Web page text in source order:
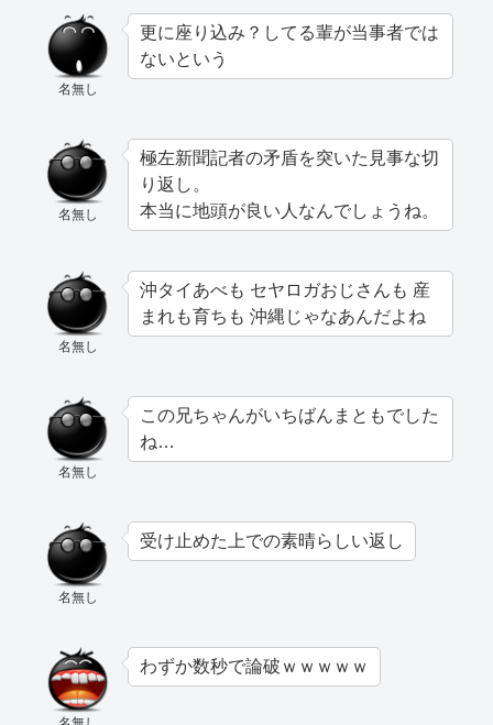
名無し
更に座り込み？してる輩が当事者では
ないという
名無し
極左新聞記者の矛盾を突いた見事な切
り返し。
本当に地頭が良い人なんでしょうね。
名無し
沖タイあべも セヤロガおじさんも 産
まれも育ちも 沖縄じゃなあんだよね
名無し
この兄ちゃんがいちばんまともでした
ね…
名無し
受け止めた上での素晴らしい返し
わずか数秒で論破ｗｗｗｗｗ